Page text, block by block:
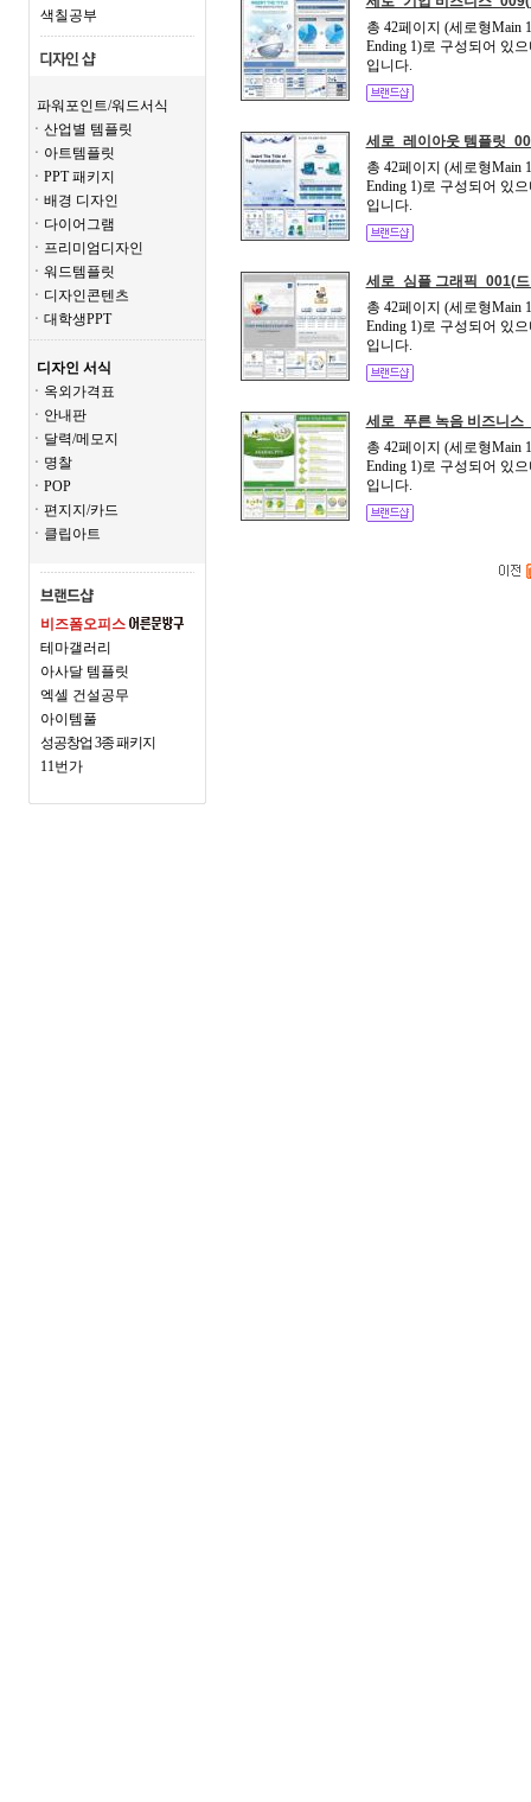
색칠공부
파워포인트/워드서식
ㆍ산업별 템플릿
ㆍ아트템플릿
ㆍPPT 패키지
ㆍ배경 디자인
ㆍ다이어그램
ㆍ프리미엄디자인
ㆍ워드템플릿
ㆍ디자인콘텐츠
ㆍ대학생PPT
디자인 서식
ㆍ옥외가격표
ㆍ안내판
ㆍ달력/메모지
ㆍ명찰
ㆍPOP
ㆍ편지지/카드
ㆍ클립아트
비즈폼오피스
테마갤러리
아사달 템플릿
엑셀 건설공무
아이템풀
성공창업 3종 패키지
11번가
총 42페이지 (세로형Main
Ending 1)로 구성되어 있
입니다.
세로_레이아웃 템플릿
총 42페이지 (세로형Main
Ending 1)로 구성되어 있
입니다.
세로_심플 그래픽_001(
총 42페이지 (세로형Main
Ending 1)로 구성되어 있
입니다.
세로_푸른 녹음 비즈니스
총 42페이지 (세로형Main
Ending 1)로 구성되어 있
입니다.